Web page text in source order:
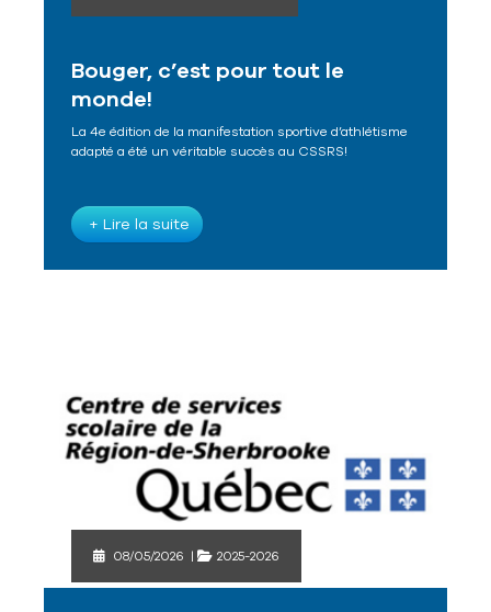
Bouger, c’est pour tout le
monde!
La 4e édition de la manifestation sportive d’athlétisme
adapté a été un véritable succès au CSSRS!
+ Lire la suite
08/05/2026 | 2025-2026